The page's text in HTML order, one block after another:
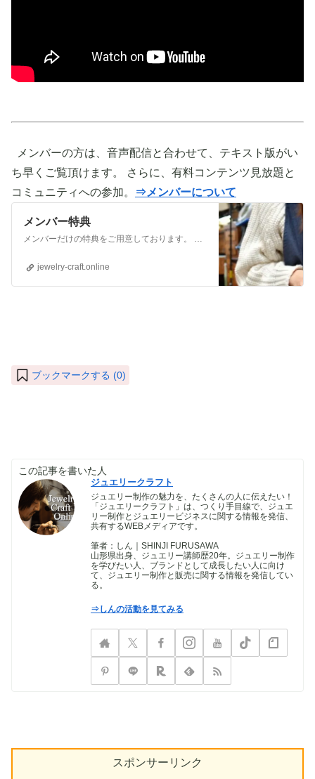
メンバーの方は、音声配信と合わせて、テキスト版がい
ち早くご覧頂けます。 さらに、有料コンテンツ見放題と
コミュニティへの参加。
⇒メンバーについて
メンバー特典
メンバーだけの特典をご用意しております。 ぜひご活用頂き、ご自身の活動に役立てて下さい。 ⇒メンバーについて詳しく見てみる メンバーになる （） ①有料コンテンツが見放題！ ジュエリー制作に関する情報やビジネス情報やブランディングに関する情
jewelry-craft.online
ブックマークする (0)
この記事を書いた人
ジュエリークラフト
ジュエリー制作の魅力を、たくさんの人に伝えたい！
「ジュエリークラフト」は、つくり手目線で、ジュエ
リー制作とジュエリービジネスに関する情報を発信、
共有するWEBメディアです。
筆者：しん｜SHINJI FURUSAWA
山形県出身、ジュエリー講師歴20年。ジュエリー制作
を学びたい人、ブランドとして成長したい人に向け
て、ジュエリー制作と販売に関する情報を発信してい
る。
⇒しんの活動を見てみる
スポンサーリンク